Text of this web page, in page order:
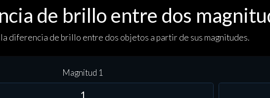
de brillo entre dos
diferencia de brillo entre dos objetos a partir de sus magnitudes.
Magnitud 1